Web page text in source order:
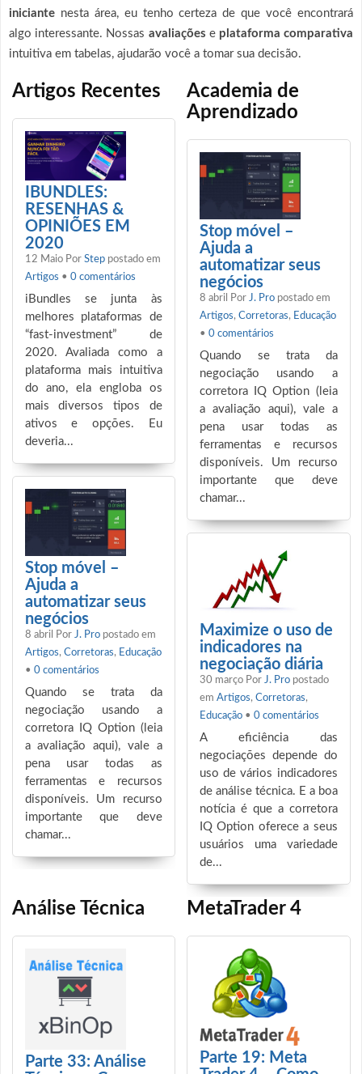
iniciante nesta área, eu tenho certeza de que você encontrará
algo interessante. Nossas avaliações e plataforma comparativa
intuitiva em tabelas, ajudarão você a tomar sua decisão.
Artigos Recentes
IBUNDLES:
RESENHAS &
OPINIÕES EM
2020
12 Maio Por Steppostado em
Artigos • 0 comentários
iBundles se junta às
melhores plataformas de
“fast-investment” de
2020. Avaliada como a
plataforma mais intuitiva
do ano, ela engloba os
mais diversos tipos de
ativos e opções. Eu
deveria...
Stop móvel –
Ajuda a
automatizar seus
negócios
8 abril Por J. Propostado em
Artigos, Corretoras, Educação
• 0 comentários
Quando se trata da
negociação usando a
corretora IQ Option (leia
a avaliação aqui), vale a
pena usar todas as
ferramentas e recursos
disponíveis. Um recurso
importante que deve
chamar...
Academia de
Aprendizado
Stop móvel –
Ajuda a
automatizar seus
negócios
8 abril Por J. Propostado em
Artigos, Corretoras, Educação
• 0 comentários
Quando se trata da
negociação usando a
corretora IQ Option (leia
a avaliação aqui), vale a
pena usar todas as
ferramentas e recursos
disponíveis. Um recurso
importante que deve
chamar...
Maximize o uso de
indicadores na
negociação diária
30 março Por J. Propostado
em Artigos, Corretoras,
Educação• 0 comentários
A eficiência das
negociações depende do
uso de vários indicadores
de análise técnica. E a boa
notícia é que a corretora
IQ Option oferece a seus
usuários uma variedade
de...
Análise Técnica
Parte 33: Análise
MetaTrader 4
Parte 19: Meta